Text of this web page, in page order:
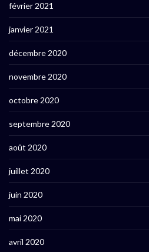
février 2021
janvier 2021
décembre 2020
novembre 2020
octobre 2020
septembre 2020
août 2020
juillet 2020
juin 2020
mai 2020
avril 2020